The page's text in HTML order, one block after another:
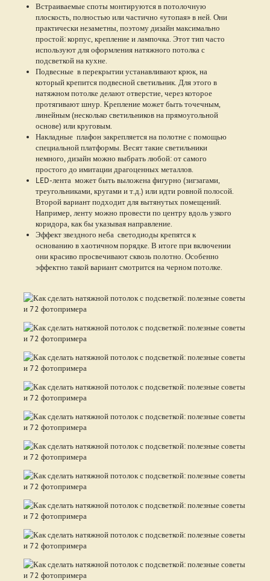
Встраиваемые споты монтируются в потолочную
плоскость, полностью или частично «утопая» в ней. Они
практически незаметны, поэтому дизайн максимально
простой: корпус, крепление и лампочка. Этот тип часто
используют для оформления натяжного потолка с
подсветкой на кухне.
Подвесные в перекрытии устанавливают крюк, на
который крепится подвесной светильник. Для этого в
натяжном потолке делают отверстие, через которое
протягивают шнур. Крепление может быть точечным,
линейным (несколько светильников на прямоугольной
основе) или круговым.
Накладные плафон закрепляется на полотне с помощью
специальной платформы. Весят такие светильники
немного, дизайн можно выбрать любой: от самого
простого до имитации драгоценных металлов.
LED-лента может быть выложена фигурно (зигзагами,
треугольниками, кругами и т.д.) или идти ровной полосой.
Второй вариант подходит для вытянутых помещений.
Например, ленту можно провести по центру вдоль узкого
коридора, как бы указывая направление.
Эффект звездного неба светодиоды крепятся к
основанию в хаотичном порядке. В итоге при включении
они красиво просвечивают сквозь полотно. Особенно
эффектно такой вариант смотрится на черном потолке.